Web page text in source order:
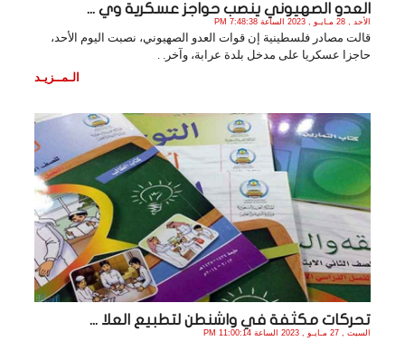
العدو الصهيوني ينصب حواجز عسكرية وي ...
الأحد , 28 مـايـو , 2023 الساعة 7:48:38 PM
قالت مصادر فلسطينية إن قوات العدو الصهيوني، نصبت اليوم الأحد،
حاجزا عسكريا على مدخل بلدة عرابة، وآخر. .
الـمــزيـد
تحركات مكثفة في واشنطن لتطبيع العلا ...
السبت , 27 مـايـو , 2023 الساعة 11:00:14 PM